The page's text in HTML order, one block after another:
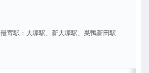
最寄駅：大塚駅、新大塚駅、巣鴨新田駅